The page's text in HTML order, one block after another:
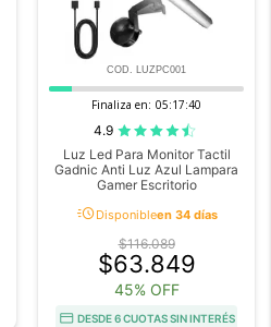
COD. LUZPC001
Finaliza en: 05:17:39
4.9
Luz Led Para Monitor Tactil
Gadnic Anti Luz Azul Lampara
Gamer Escritorio
acuteDisponibleen 34 días
$116.089
$63.849
45% OFF
DESDE 6 CUOTAS SIN INTERÉS